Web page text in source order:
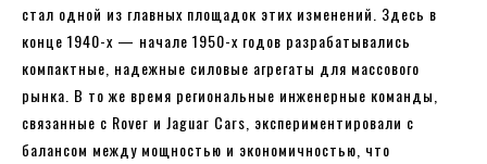
стал одной из главных площадок этих изменений. Здесь в
конце 1940-х — начале 1950-х годов разрабатывались
компактные, надежные силовые агрегаты для массового
рынка. В то же время региональные инженерные команды,
связанные с Rover и Jaguar Cars, экспериментировали с
балансом между мощностью и экономичностью, что